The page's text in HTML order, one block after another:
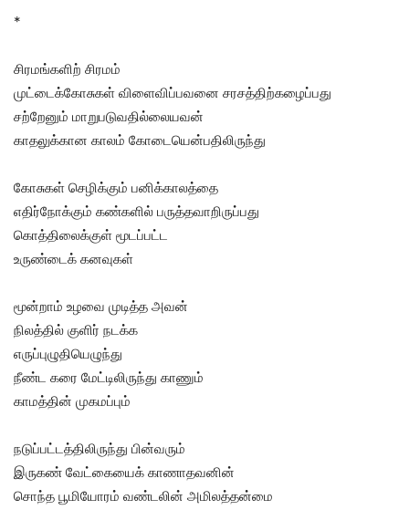
*
சிரமங்களிற் சிரமம்
முட்டைக்கோசுகள் விளைவிப்பவனை சரசத்திற்கழைப்பது
சற்றேனும் மாறுபடுவதில்லையவன்
காதலுக்கான காலம் கோடையென்பதிலிருந்து
கோசுகள் செழிக்கும் பனிக்காலத்தை
எதிர்நோக்கும் கண்களில் பருத்தவாறிருப்பது
கொத்திலைக்குள் மூடப்பட்ட
உருண்டைக் கனவுகள்
மூன்றாம் உழவை முடித்த அவன்
நிலத்தில் குளிர் நடக்க
எருப்புழுதியெழுந்து
நீண்ட கரை மேட்டிலிருந்து காணும்
காமத்தின் முகமப்பும்
நடுப்பட்டத்திலிருந்து பின்வரும்
இருகண் வேட்கையைக் காணாதவனின்
சொந்த பூமியோரம் வண்டலின் அமிலத்தன்மை